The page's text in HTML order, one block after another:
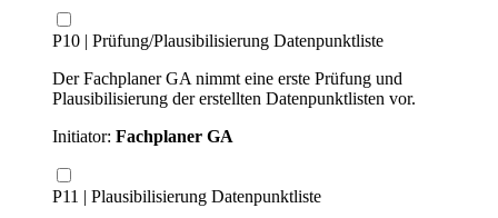
P10 | Prüfung/Plausibilisierung Datenpunktliste
Der Fachplaner GA nimmt eine erste Prüfung und
Plausibilisierung der erstellten Datenpunktlisten vor.​
Initiator: Fachplaner GA
P11 | Plausibilisierung Datenpunktliste